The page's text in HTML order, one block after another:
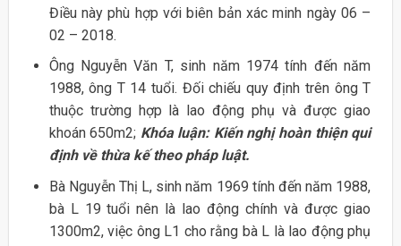
Điều này phù hợp với biên bản xác minh ngày 06 –
02 – 2018.
Ông Nguyễn Văn T, sinh năm 1974 tính đến năm
1988, ông T 14 tuổi. Đối chiếu quy định trên ông T
thuộc trường hợp là lao động phụ và được giao
khoán 650m2; Khóa luận: Kiến nghị hoàn thiện qui
định về thừa kế theo pháp luật.
Bà Nguyễn Thị L, sinh năm 1969 tính đến năm 1988,
bà L 19 tuổi nên là lao động chính và được giao
1300m2, việc ông L1 cho rằng bà L là lao động phụ